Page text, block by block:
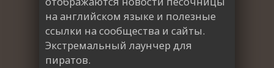
на английском языке и полезные
ссылки на сообщества и сайты.
Экстремальный лаунчер для
пиратов.